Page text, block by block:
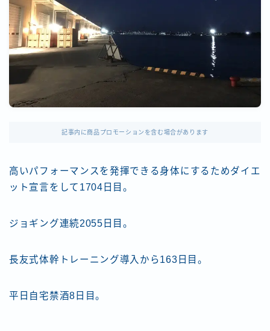
記事内に商品プロモーションを含む場合があります
高いパフォーマンスを発揮できる身体にするためダイエ
ット宣言をして1704日目。
ジョギング連続2055日目。
長友式体幹トレーニング導入から163日目。
平日自宅禁酒8日目。